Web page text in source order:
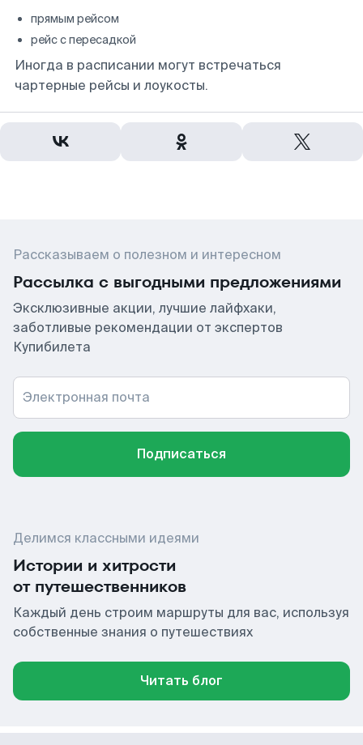
прямым рейсом
рейс с пересадкой
Иногда в расписании могут встречаться
чартерные рейсы и лоукосты.
Рассказываем о полезном и интересном
Рассылка с выгодными предложениями
Эксклюзивные акции, лучшие лайфхаки,
заботливые рекомендации от экспертов
Купибилета
Электронная почта
Подписаться
Делимся классными идеями
Истории и хитрости
от путешественников
Каждый день строим маршруты для вас, используя
собственные знания о путешествиях
Читать блог